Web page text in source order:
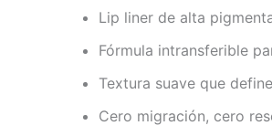
Lip liner de alta
Fórmula intransferible
Textura suave que
Cero migración, cero